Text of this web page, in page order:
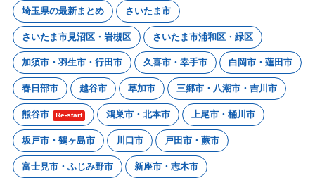
埼玉県の最新まとめ さいたま市
さいたま市見沼区・岩槻区 さいたま市浦和区・緑区
加須市・羽生市・行田市 久喜市・幸手市 白岡市・蓮田市
春日部市 越谷市 草加市 三郷市・八潮市・吉川市
熊谷市 Re-start 鴻巣市・北本市 上尾市・桶川市
坂戸市・鶴ヶ島市 川口市 戸田市・蕨市
富士見市・ふじみ野市 新座市・志木市